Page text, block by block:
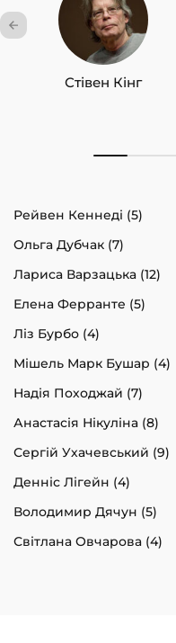
Стівен Кінг
Рейвен Кеннеді (5)
Ольга Дубчак (7)
Лариса Варзацька (12)
Елена Ферранте (5)
Ліз Бурбо (4)
Мішель Марк Бушар (4)
Надія Походжай (7)
Анастасія Нікуліна (8)
Сергій Ухачевський (9)
Денніс Лігейн (4)
Володимир Дячун (5)
Світлана Овчарова (4)